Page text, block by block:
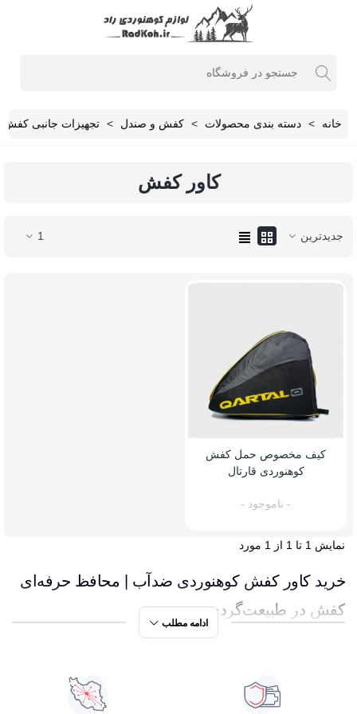
خانه > دسته بندی محصولات > کفش و صندل > تجهیزات جانبی کفش
کاور کفش
جدیدترین 1
کیف مخصوص حمل کفش
کوهنوردی قارتال
- ناموجود -
نمایش 1 تا 1 از 1 مورد
خرید کاور کفش کوهنوردی ضدآب | محافظ حرفه‌ای
کفش در طبیعت‌گردی
روی مسیرهای جنگلی می‌نشیند، زیبایی طبیعت را چند برابر
می‌کند، اما همین رطوبت می‌تواند بزرگ‌ترین دشمن کفش‌های
ادامه مطلب